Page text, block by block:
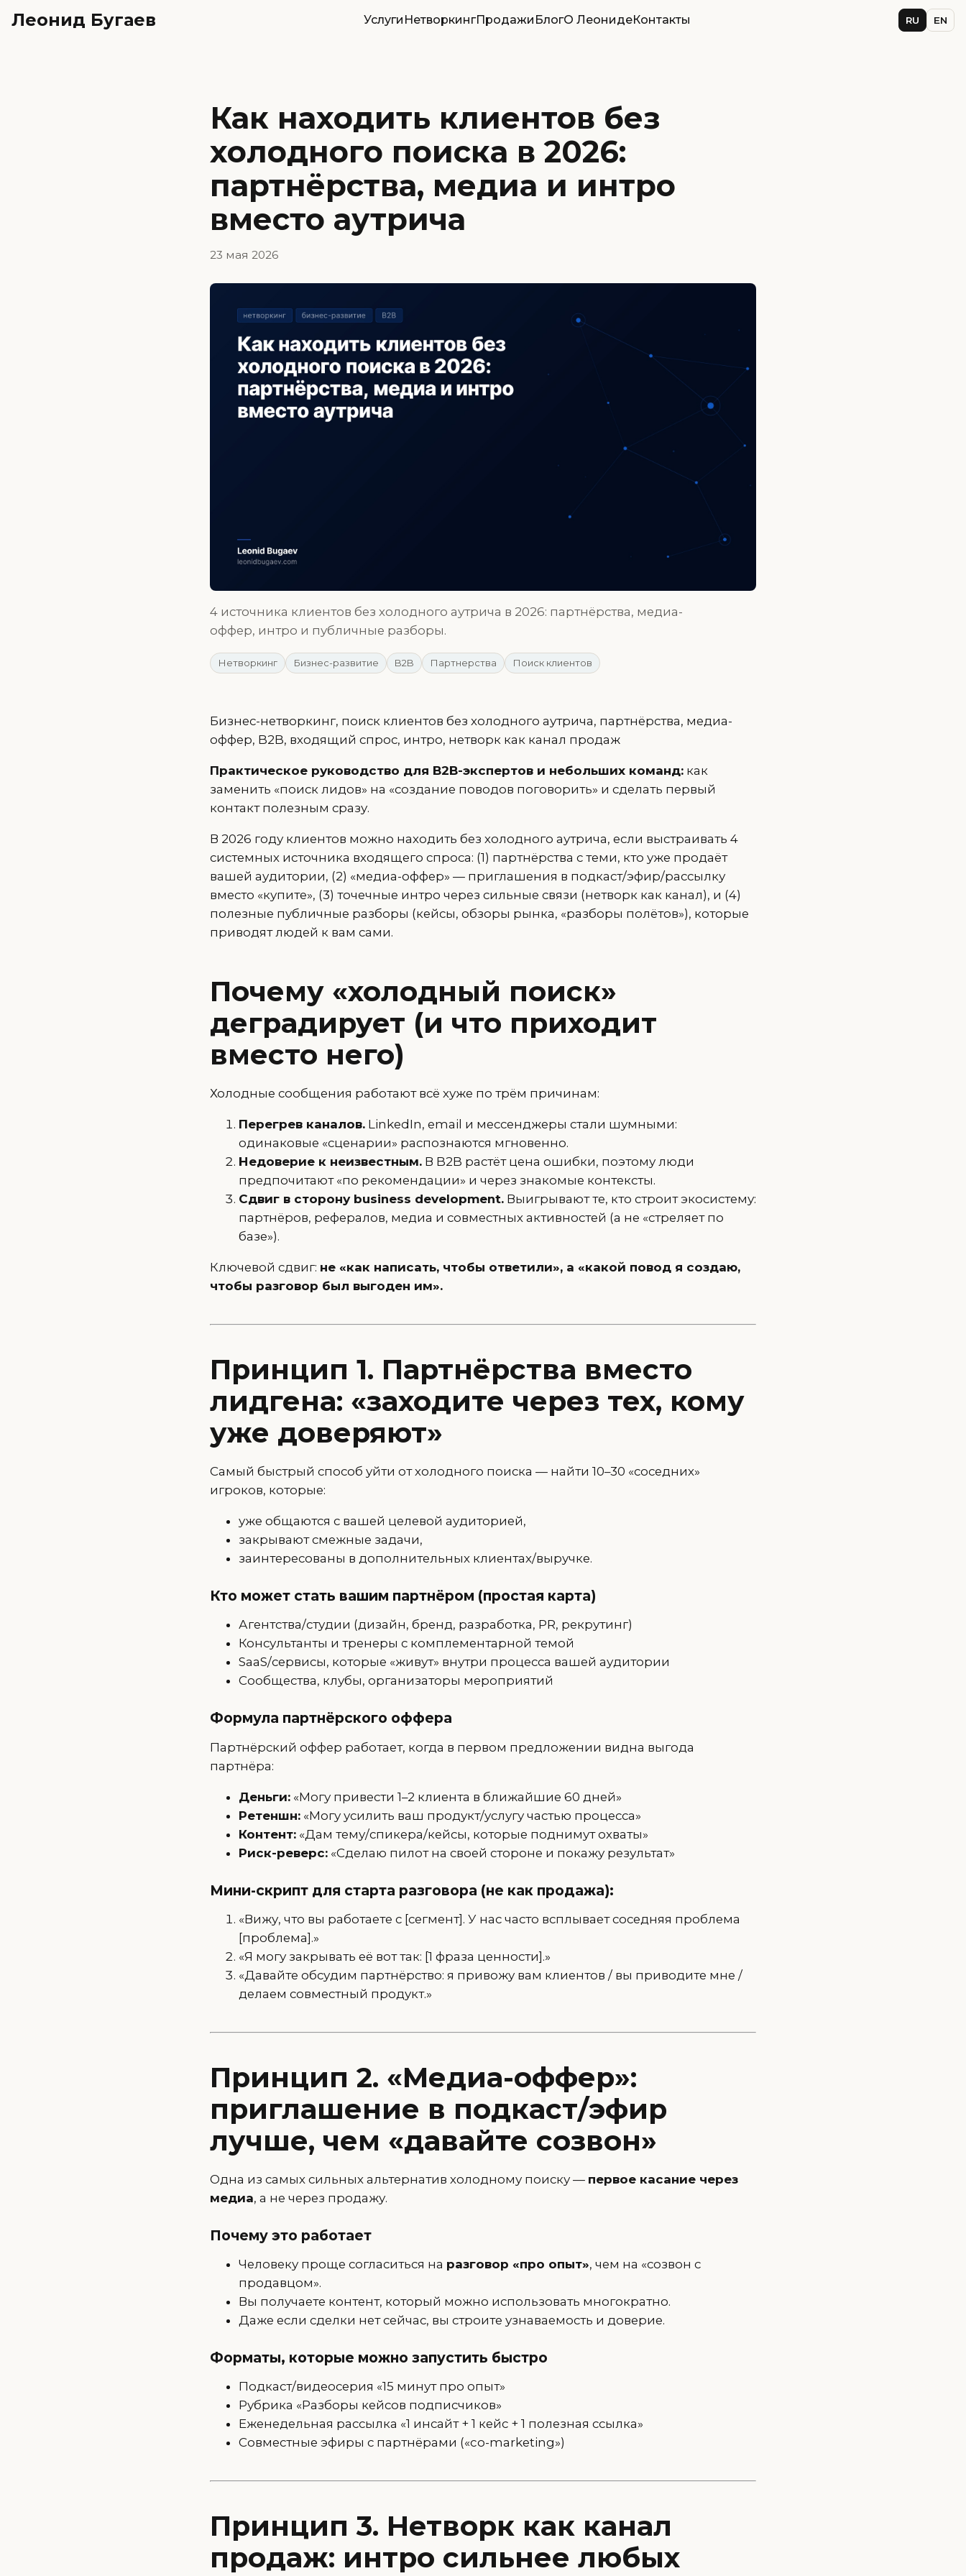
Леонид Бугаев Услуги НетворкингПродажи БлогО ЛеонидеКонтакты RU EN
Как находить клиентов без
холодного поиска в 2026:
партнёрства, медиа и интро
вместо аутрича
23 мая 2026
4 источника клиентов без холодного аутрича в 2026: партнёрства, медиа-
оффер, интро и публичные разборы.
Нетворкинг Бизнес-развитие B2B Партнерства Поиск клиентов
Бизнес-нетворкинг, поиск клиентов без холодного аутрича, партнёрства, медиа-
оффер, B2B, входящий спрос, интро, нетворк как канал продаж
Практическое руководство для B2B-экспертов и небольших команд: как
заменить «поиск лидов» на «создание поводов поговорить» и сделать первый
контакт полезным сразу.
В 2026 году клиентов можно находить без холодного аутрича, если выстраивать 4
системных источника входящего спроса: (1) партнёрства с теми, кто уже продаёт
вашей аудитории, (2) «медиа-оффер» — приглашения в подкаст/эфир/рассылку
вместо «купите», (3) точечные интро через сильные связи (нетворк как канал), и (4)
полезные публичные разборы (кейсы, обзоры рынка, «разборы полётов»), которые
приводят людей к вам сами.
Почему «холодный поиск»
деградирует (и что приходит
вместо него)
Холодные сообщения работают всё хуже по трём причинам:
Перегрев каналов. LinkedIn, email и мессенджеры стали шумными:
одинаковые «сценарии» распознаются мгновенно.
Недоверие к неизвестным. В B2B растёт цена ошибки, поэтому люди
предпочитают «по рекомендации» и через знакомые контексты.
Сдвиг в сторону business development. Выигрывают те, кто строит экосистему:
партнёров, рефералов, медиа и совместных активностей (а не «стреляет по
базе»).
Ключевой сдвиг: не «как написать, чтобы ответили», а «какой повод я создаю,
чтобы разговор был выгоден им».
Принцип 1. Партнёрства вместо
лидгена: «заходите через тех, кому
уже доверяют»
Самый быстрый способ уйти от холодного поиска — найти 10–30 «соседних»
игроков, которые:
уже общаются с вашей целевой аудиторией,
закрывают смежные задачи,
заинтересованы в дополнительных клиентах/выручке.
Кто может стать вашим партнёром (простая карта)
Агентства/студии (дизайн, бренд, разработка, PR, рекрутинг)
Консультанты и тренеры с комплементарной темой
SaaS/сервисы, которые «живут» внутри процесса вашей аудитории
Сообщества, клубы, организаторы мероприятий
Формула партнёрского оффера
Партнёрский оффер работает, когда в первом предложении видна выгода
партнёра:
Деньги: «Могу привести 1–2 клиента в ближайшие 60 дней»
Ретеншн: «Могу усилить ваш продукт/услугу частью процесса»
Контент: «Дам тему/спикера/кейсы, которые поднимут охваты»
Риск-реверс: «Сделаю пилот на своей стороне и покажу результат»
Мини-скрипт для старта разговора (не как продажа):
«Вижу, что вы работаете с [сегмент]. У нас часто всплывает соседняя проблема
[проблема].»
«Я могу закрывать её вот так: [1 фраза ценности].»
«Давайте обсудим партнёрство: я привожу вам клиентов / вы приводите мне /
делаем совместный продукт.»
Принцип 2. «Медиа-оффер»:
приглашение в подкаст/эфир
лучше, чем «давайте созвон»
Одна из самых сильных альтернатив холодному поиску — первое касание через
медиа, а не через продажу.
Почему это работает
Человеку проще согласиться на разговор «про опыт», чем на «созвон с
продавцом».
Вы получаете контент, который можно использовать многократно.
Даже если сделки нет сейчас, вы строите узнаваемость и доверие.
Форматы, которые можно запустить быстро
Подкаст/видеосерия «15 минут про опыт»
Рубрика «Разборы кейсов подписчиков»
Еженедельная рассылка «1 инсайт + 1 кейс + 1 полезная ссылка»
Совместные эфиры с партнёрами («co-marketing»)
Принцип 3. Нетворк как канал
продаж: интро сильнее любых